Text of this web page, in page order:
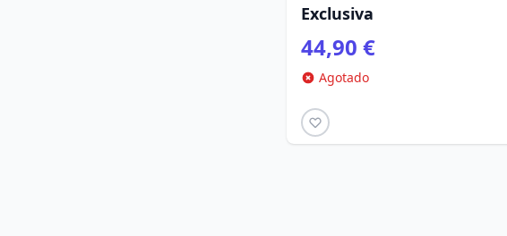
Exclusiva
44,90 €
Agotado